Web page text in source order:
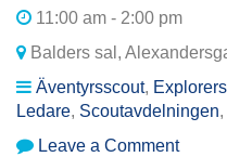
11:00 am - 2:00 pm
Balders sal,
Äventyrsscout,
Ledare, Scoutavdelningen,
Leave a Commenton